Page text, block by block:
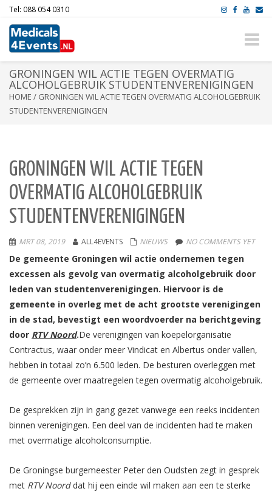
Tel: 088 054 0310
Toggle
GRONINGEN WIL ACTIE TEGEN OVERMATIG
ALCOHOLGEBRUIK STUDENTENVERENIGINGEN
HOME / GRONINGEN WIL ACTIE TEGEN OVERMATIG ALCOHOLGEBRUIK
STUDENTENVERENIGINGEN
GRONINGEN WIL ACTIE TEGEN
OVERMATIG ALCOHOLGEBRUIK
STUDENTENVERENIGINGEN
MRT 08, 2019 ALL4EVENTS NIEUWS NO COMMENTS YET
De gemeente Groningen wil actie ondernemen tegen
excessen als gevolg van overmatig alcoholgebruik door
leden van studentenverenigingen. Hiervoor is de
gemeente in overleg met de acht grootste verenigingen
in de stad, bevestigt een woordvoerder na berichtgeving
door RTV Noord.De verenigingen van koepelorganisatie
Contractus, waar onder meer Vindicat en Albertus onder vallen,
hebben in totaal zo’n 6.500 leden. De besturen overleggen met
de gemeente over maatregelen tegen overmatig alcoholgebruik.
De gesprekken zijn in gang gezet vanwege een reeks incidenten
binnen verenigingen. Een deel van de incidenten had te maken
met overmatige alcoholconsumptie.
De Groningse burgemeester Peter den Oudsten zegt in gesprek
met RTV Noord dat hij een einde wil maken aan een te sterke